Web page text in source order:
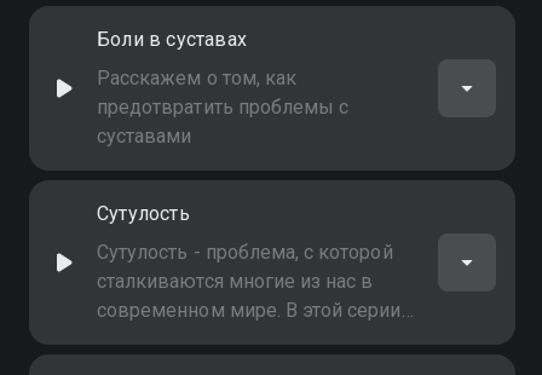
Боли в суставах
Расскажем о том, как
предотвратить проблемы с
суставами
Сутулость
Сутулость - проблема, с которой
сталкиваются многие из нас в
современном мире. В этой серии
Эдуард Каневский проведёт для